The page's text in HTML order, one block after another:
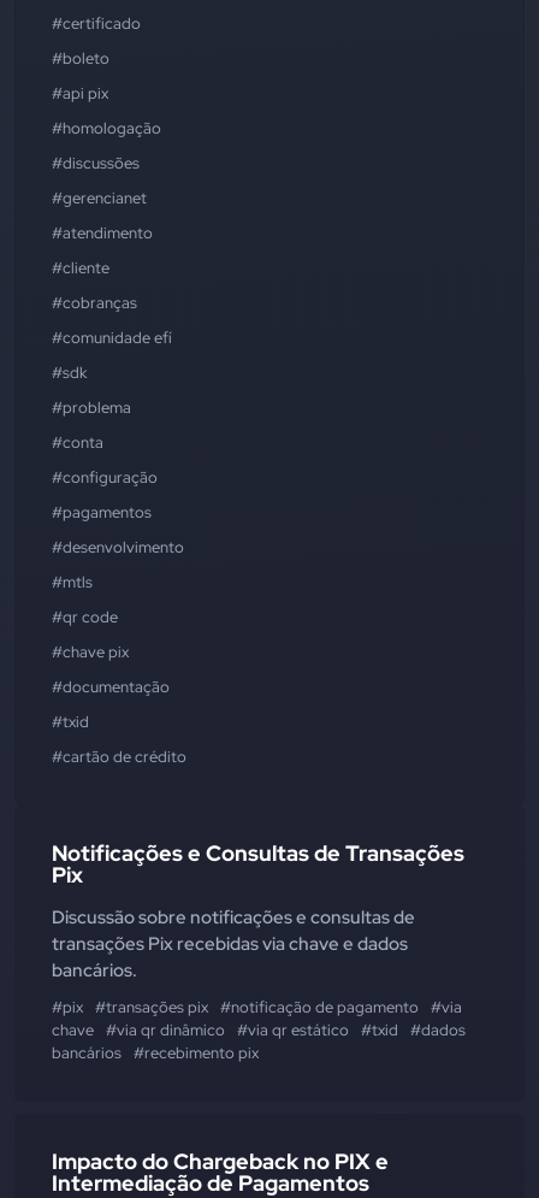
#certificado
#boleto
#api pix
#homologação
#discussões
#gerencianet
#atendimento
#cliente
#cobranças
#comunidade efí
#sdk
#problema
#conta
#configuração
#pagamentos
#desenvolvimento
#mtls
#qr code
#chave pix
#documentação
#txid
#cartão de crédito
Notificações e Consultas de Transações
Pix
Discussão sobre notificações e consultas de
transações Pix recebidas via chave e dados
bancários.
#pix #transações pix #notificação de pagamento
#via
chave #via qr dinâmico #via qr estático #txid
#dados
bancários #recebimento pix
Impacto do Chargeback no PIX e
Intermediação de Pagamentos